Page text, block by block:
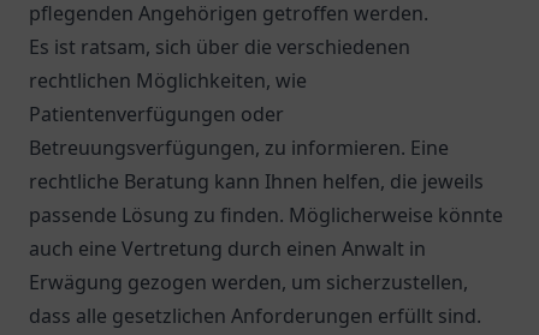
pflegenden Angehörigen getroffen werden.
Es ist ratsam, sich über die verschiedenen
rechtlichen Möglichkeiten, wie
Patientenverfügungen oder
Betreuungsverfügungen, zu informieren. Eine
rechtliche Beratung kann Ihnen helfen, die jeweils
passende Lösung zu finden. Möglicherweise könnte
auch eine Vertretung durch einen Anwalt in
Erwägung gezogen werden, um sicherzustellen,
dass alle gesetzlichen Anforderungen erfüllt sind.